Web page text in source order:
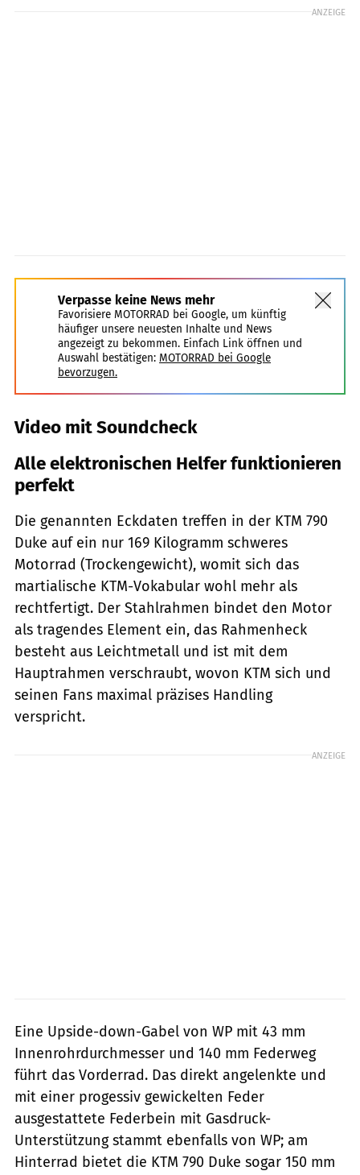
ANZEIGE
Verpasse keine News mehr
Favorisiere MOTORRAD bei Google, um künftig
häufiger unsere neuesten Inhalte und News
angezeigt zu bekommen. Einfach Link öffnen und
Auswahl bestätigen: MOTORRAD bei Google
bevorzugen.
Video mit Soundcheck
Alle elektronischen Helfer funktionieren
perfekt
Die genannten Eckdaten treffen in der KTM 790
Duke auf ein nur 169 Kilogramm schweres
Motorrad (Trockengewicht), womit sich das
martialische KTM-Vokabular wohl mehr als
rechtfertigt. Der Stahlrahmen bindet den Motor
als tragendes Element ein, das Rahmenheck
besteht aus Leichtmetall und ist mit dem
Hauptrahmen verschraubt, wovon KTM sich und
seinen Fans maximal präzises Handling
verspricht.
ANZEIGE
Eine Upside-down-Gabel von WP mit 43 mm
Innenrohrdurchmesser und 140 mm Federweg
führt das Vorderrad. Das direkt angelenkte und
mit einer progessiv gewickelten Feder
ausgestattete Federbein mit Gasdruck-
Unterstützung stammt ebenfalls von WP; am
Hinterrad bietet die KTM 790 Duke sogar 150 mm